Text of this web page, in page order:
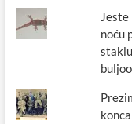
Jeste
noću